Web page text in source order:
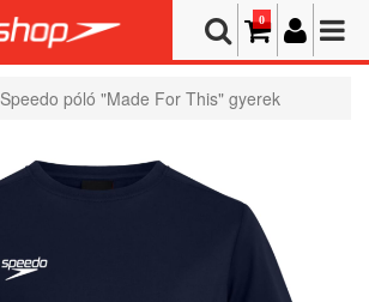
0
Speedo póló "Made For This" gyerek